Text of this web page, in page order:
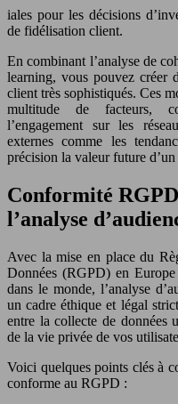
iales pour les décisions
de fidélisation client.
En combinant l’analyse de
learning, vous pouvez créer
client très sophistiqués. Ces
multitude de facteurs,
l’engagement sur les
externes comme les
précision la valeur future
Conformité
l’analyse
Avec la mise en place du
Données (RGPD) en Europe
dans le monde, l’analyse
un cadre éthique et légal
entre la collecte de données
de la vie privée de vos
Voici quelques points clés à
conforme au RGPD :